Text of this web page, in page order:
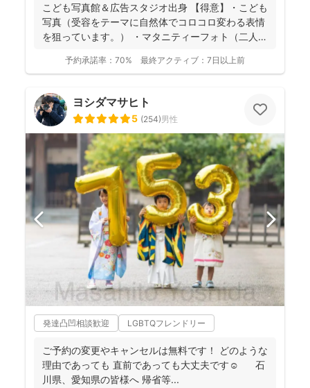
こども写真館＆広告スタジオ出身 【得意】・こども
写真（受容をテーマに自然体でコロコロ変わる表情
を狙っています。） ・マタニティーフォト（二人の
予約承諾率： 70% 最終アクティブ： 7日以上前
ヨシダマサヒト
5 (254)男性
発達凸凹相談歓迎 LGBTQフレンドリー
ご予約の変更やキャンセルは無料です！ どのような
理由であっても 直前であっても大丈夫です☺️ 石
川県、愛知県の皆様へ 帰省等...